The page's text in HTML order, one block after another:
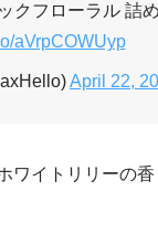
クフローラル 詰
aVrpCOWUyp
April 22,
ワイトリリーの